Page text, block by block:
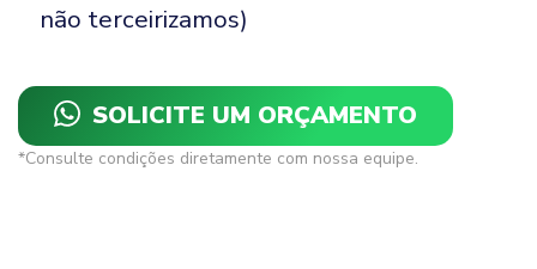
não terceirizamos)
SOLICITE UM ORÇAMENTO
*Consulte condições diretamente com nossa equipe.